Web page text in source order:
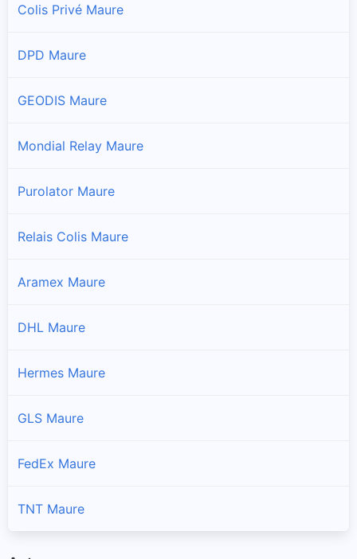
Colis Privé Maure
DPD Maure
GEODIS Maure
Mondial Relay Maure
Purolator Maure
Relais Colis Maure
Aramex Maure
DHL Maure
Hermes Maure
GLS Maure
FedEx Maure
TNT Maure